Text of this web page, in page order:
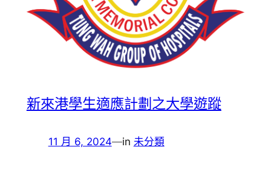
新來港學生適應計劃之大學遊蹤
11 月 6, 2024—in 未分類